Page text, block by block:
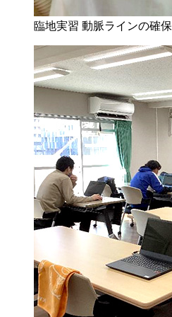
臨地実習 動脈ラインの確保